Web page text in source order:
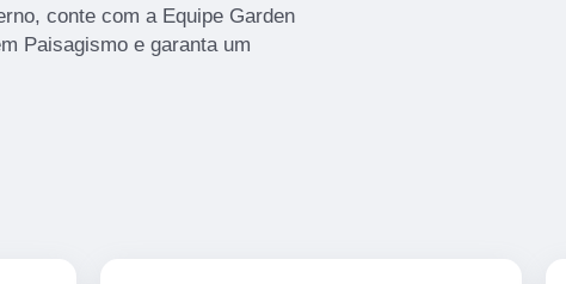
conte com a Equipe Garden
Paisagismo e garanta um